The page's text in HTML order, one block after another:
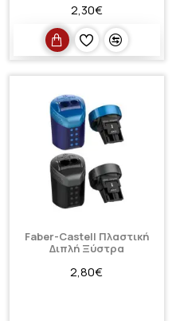
2,30€
Faber-Castell Πλαστική
Διπλή Ξύστρα
2,80€